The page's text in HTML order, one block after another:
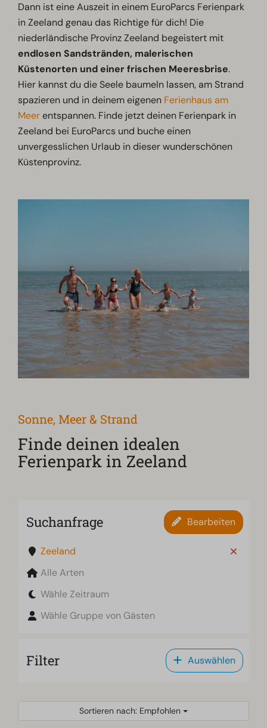
Dann ist eine Auszeit in einem EuroParcs Ferienpark
in Zeeland genau das Richtige für dich! Die
niederländische Provinz Zeeland begeistert mit
endlosen Sandstränden, malerischen
Küstenorten und einer frischen Meeresbrise.
Hier kannst du die Seele baumeln lassen, am Strand
spazieren und in deinem eigenen Ferienhaus am
Meerentspannen. Finde jetzt deinen Ferienpark in
Zeeland bei EuroParcs und buche einen
unvergesslichen Urlaub in dieser wunderschönen
Küstenprovinz.
Sonne, Meer & Strand
Finde deinen idealen
Ferienpark in Zeeland
Suchanfrage Bearbeiten
Zeeland
Alle Arten
Wähle Zeitraum
Wähle Gruppe von Gästen
Filter Auswählen
Sortieren nach: Empfohlen